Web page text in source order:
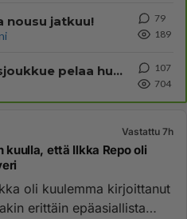
nousu jatkuu!
79
189
Kiteen Pallon superpesisjoukkue pelaa huumeiden vaikutuksen alaisena
107
704
Vastattu 7h
kuulla, että Ilkka Repo oli
erittäin epäasiallista